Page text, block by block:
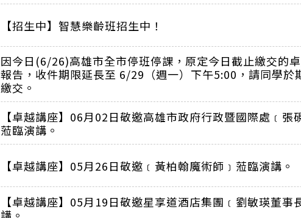
【招生中】智慧樂齡班招生中！
因今日(6/26)高雄市全市停班停課，原定今日截止繳交的
報告，收件期限延長至 6/29（週一）下午5:00，請同學於
繳交。
【卓越講座】06月02日敬邀高雄市政府行政暨國際處﹝張
蒞臨演講。
【卓越講座】05月26日敬邀﹝黃柏翰魔術師﹞蒞臨演講。
【卓越講座】05月19日敬邀星享道酒店集團﹝劉敏瑛董事
講。